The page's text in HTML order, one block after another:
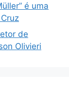
é uma
de
Olivieri